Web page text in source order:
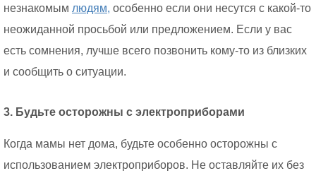
незнакомым людям, особенно если они несутся с какой-то
неожиданной просьбой или предложением. Если у вас
есть сомнения, лучше всего позвонить кому-то из близких
и сообщить о ситуации.
3. Будьте осторожны с электроприборами
Когда мамы нет дома, будьте особенно осторожны с
использованием электроприборов. Не оставляйте их без